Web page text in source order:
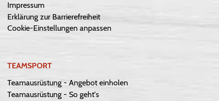
Impressum
Erklärung zur Barrierefreiheit
Cookie-Einstellungen anpassen
TEAMSPORT
Teamausrüstung - Angebot einholen
Teamausrüstung - So geht's